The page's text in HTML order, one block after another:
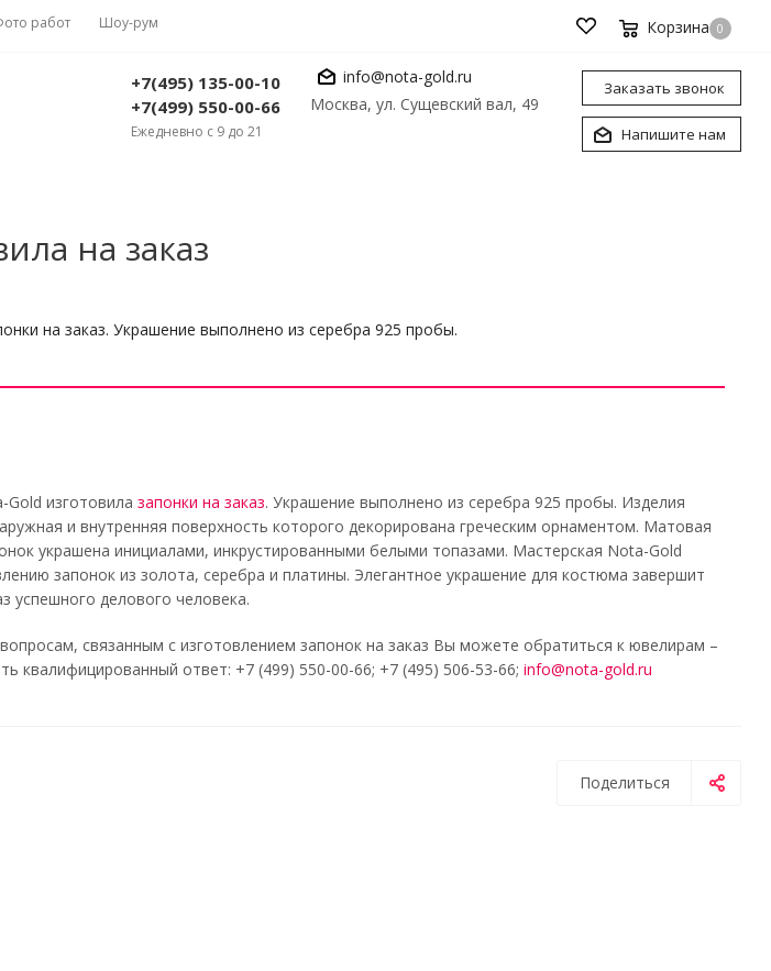
работ Шоу-рум Корзина 0
+7(495) 135-00-10
+7(499) 550-00-66
Ежедневно с 9 до 21
info@nota-gold.ru
Москва, ул. Сущевский вал, 49
Заказать звонок
Напишите нам
на заказ
на заказ. Украшение выполнено из серебра 925 пробы.
изготовила запонки на заказ. Украшение выполнено из серебра 925 пробы. Изделия
и внутренняя поверхность которого декорирована греческим орнаментом. Матовая
украшена инициалами, инкрустированными белыми топазами. Мастерская Nota-Gold
запонок из золота, серебра и платины. Элегантное украшение для костюма завершит
успешного делового человека.
связанным с изготовлением запонок на заказ Вы можете обратиться к ювелирам –
квалифицированный ответ: +7 (499) 550-00-66; +7 (495) 506-53-66; info@nota-gold.ru
Поделиться